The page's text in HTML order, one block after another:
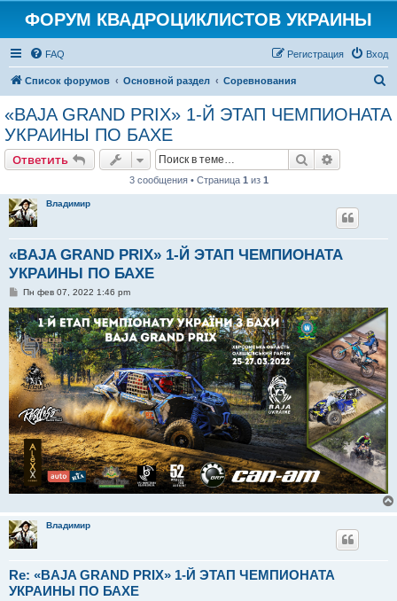
ФОРУМ КВАДРОЦИКЛИСТОВ УКРАИНЫ
FAQ Вход
Регистрация
Список форумов Основной раздел Соревнования
и
«BAJA GRAND PRIX» 1-Й ЭТАП ЧЕМПИОНАТА
УКРАИНЫ ПО БАХЕ
Ответить Поиск
3 сообщения • Страница 1 из 1
Владимир
«BAJA GRAND PRIX» 1-Й ЭТАП ЧЕМПИОНАТА
УКРАИНЫ ПО БАХЕ
С
о
б
щ
е
н
и
е
Пн фев 07, 2022 1:46 pm
Владимир
Re: «BAJA GRAND PRIX» 1-Й ЭТАП ЧЕМПИОНАТА
УКРАИНЫ ПО БАХЕ